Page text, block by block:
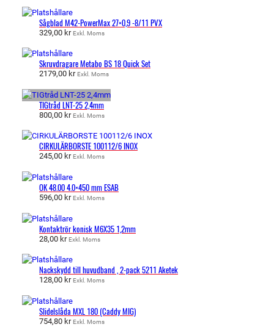
Sågblad M42-PowerMax 27×0,9 -8/11 PVX
329,00 kr Exkl. Moms
Skruvdragare Metabo BS 18 Quick Set
2179,00 kr Exkl. Moms
TIGtråd LNT-25 2,4mm
800,00 kr Exkl. Moms
CIRKULÄRBORSTE 100112/6 INOX
245,00 kr Exkl. Moms
OK 48.00 4.0×450 mm ESAB
596,00 kr Exkl. Moms
Kontaktrör konisk M6X35 1,2mm
28,00 kr Exkl. Moms
Nackskydd till huvudband , 2-pack 5211 Aketek
128,00 kr Exkl. Moms
Slidelslåda MXL 180 (Caddy MIG)
754,80 kr Exkl. Moms